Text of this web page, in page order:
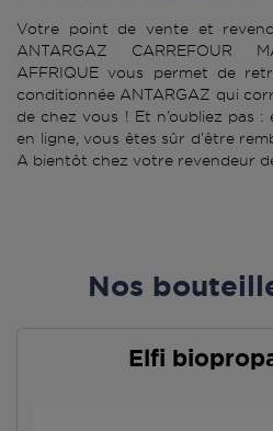
Votre point de vente et
ANTARGAZ CARREFOUR
AFFRIQUE vous permet de
conditionnée ANTARGAZ qui
de chez vous ! Et n’oubliez pas
en ligne, vous êtes sûr d’être
A bientôt chez votre revendeur
Nos
Elfi